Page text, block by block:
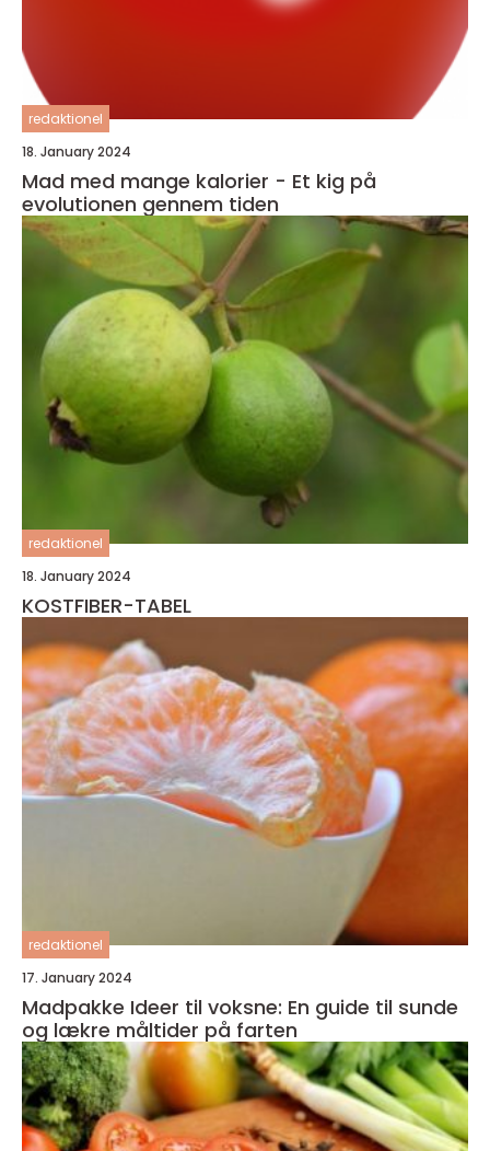
redaktionel
18. January 2024
Mad med mange kalorier - Et kig på
evolutionen gennem tiden
redaktionel
18. January 2024
KOSTFIBER-TABEL
redaktionel
17. January 2024
Madpakke Ideer til voksne: En guide til sunde
og lækre måltider på farten